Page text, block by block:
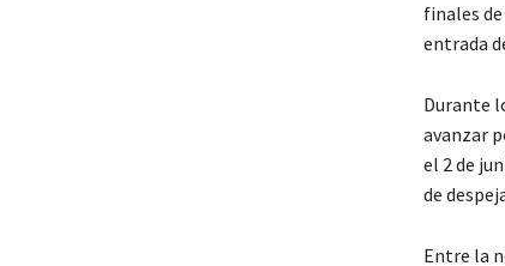
finales
entrada
Durante
avanzar
el 2 de
de
Entre la